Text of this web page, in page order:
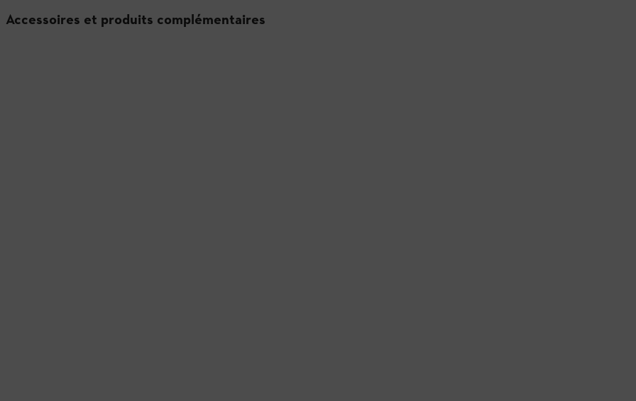
Accessoires et produits complémentaires